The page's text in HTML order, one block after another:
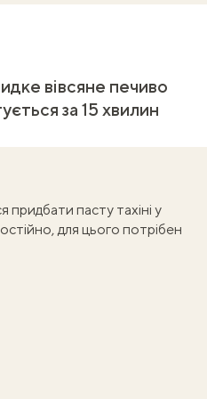
вівсяне печиво
за 15 хвилин
придбати пасту тахіні у
, для цього потрібен